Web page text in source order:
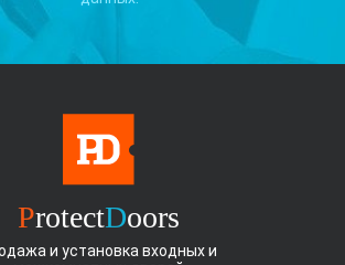
ProtectDoors
и установка входных и